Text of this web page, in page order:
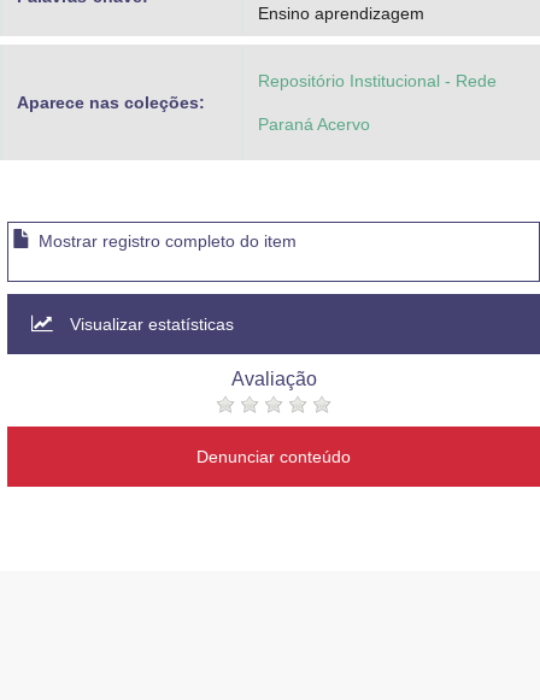
Ensino aprendizagem
Aparece nas coleções:
Repositório Institucional - Rede
Paraná Acervo
Mostrar registro completo do item
Visualizar estatísticas
Avaliação
Denunciar conteúdo